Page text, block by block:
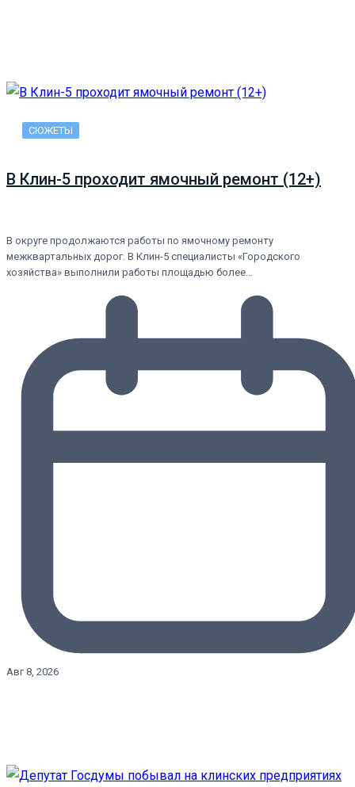
СЮЖЕТЫ
В Клин-5 проходит ямочный ремонт (12+)
В округе продолжаются работы по ямочному ремонту
межквартальных дорог. В Клин-5 специалисты «Городского
хозяйства» выполнили работы площадью более…
Авг 8, 2026